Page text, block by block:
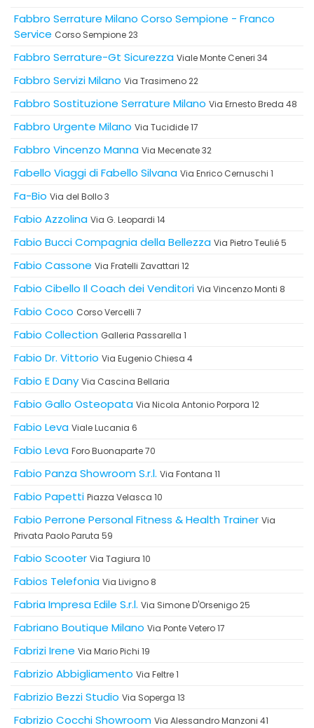
Fabbro Serrature Milano Corso Sempione - Franco
Service Corso Sempione 23
Fabbro Serrature-Gt Sicurezza Viale Monte Ceneri 34
Fabbro Servizi Milano Via Trasimeno 22
Fabbro Sostituzione Serrature Milano Via Ernesto Breda 48
Fabbro Urgente Milano Via Tucidide 17
Fabbro Vincenzo Manna Via Mecenate 32
Fabello Viaggi di Fabello Silvana Via Enrico Cernuschi 1
Fa-Bio Via del Bollo 3
Fabio Azzolina Via G. Leopardi 14
Fabio Bucci Compagnia della Bellezza Via Pietro Teulié 5
Fabio Cassone Via Fratelli Zavattari 12
Fabio Cibello Il Coach dei Venditori Via Vincenzo Monti 8
Fabio Coco Corso Vercelli 7
Fabio Collection Galleria Passarella 1
Fabio Dr. Vittorio Via Eugenio Chiesa 4
Fabio E Dany Via Cascina Bellaria
Fabio Gallo Osteopata Via Nicola Antonio Porpora 12
Fabio Leva Viale Lucania 6
Fabio Leva Foro Buonaparte 70
Fabio Panza Showroom S.r.l. Via Fontana 11
Fabio Papetti Piazza Velasca 10
Fabio Perrone Personal Fitness & Health Trainer Via
Privata Paolo Paruta 59
Fabio Scooter Via Tagiura 10
Fabios Telefonia Via Livigno 8
Fabria Impresa Edile S.r.l. Via Simone D'Orsenigo 25
Fabriano Boutique Milano Via Ponte Vetero 17
Fabrizi Irene Via Mario Pichi 19
Fabrizio Abbigliamento Via Feltre 1
Fabrizio Bezzi Studio Via Soperga 13
Fabrizio Cocchi Showroom Via Alessandro Manzoni 41